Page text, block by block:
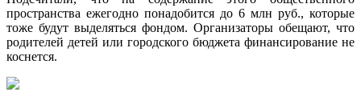
пространства ежегодно понадобится до 6 млн руб., которые
тоже будут выделяться фондом. Организаторы обещают, что
родителей детей или городского бюджета финансирование не
коснется.